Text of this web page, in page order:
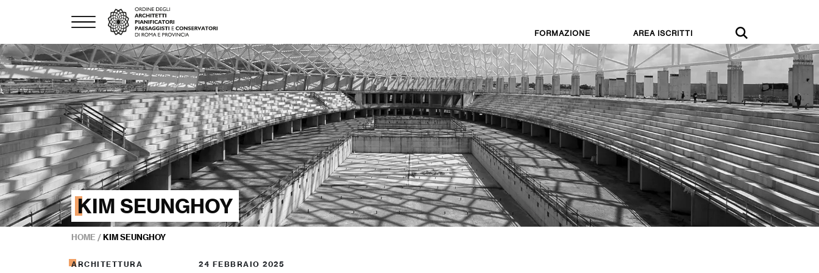
FORMAZIONE AREA ISCRITTI
KIM SEUNGHOY
HOME /KIM SEUNGHOY
ARCHITETTURA 24 FEBBRAIO 2025